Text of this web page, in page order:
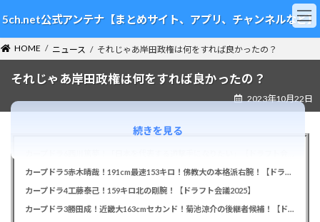
ン
テ
ン
ツ
ビ
ゲ
ー
シ
5ch.net公式アンテナ【まとめサイト、アプリ、チャンネルなど】
HOME ニュース それじゃあ岸田政権は何をすれば良かったの？
それじゃあ岸田政権は何をすれば良かったの？
2023年10月22日
カープドラ5赤木晴哉！191cm最速153キロ！佛教大の本格派右腕！【ドラフト会議2025】
カープドラ4工藤泰己！159キロ北の剛腕！【ドラフト会議2025】
カープドラ3勝田成！近畿大163cmセカンド！菊池涼介の後継者候補！【ドラフト会議2025】
続きを見る